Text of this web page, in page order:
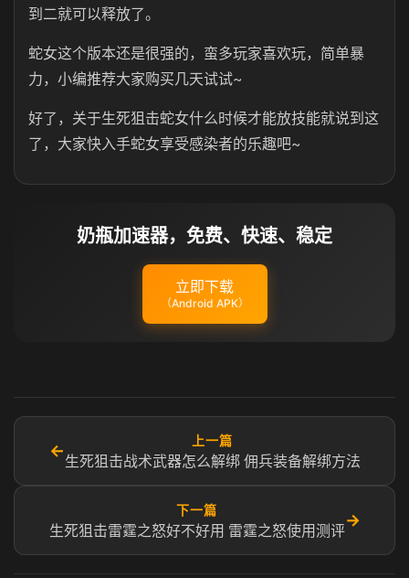
到二就可以释放了。
蛇女这个版本还是很强的，蛮多玩家喜欢玩，简单暴
力，小编推荐大家购买几天试试~
好了，关于生死狙击蛇女什么时候才能放技能就说到这
了，大家快入手蛇女享受感染者的乐趣吧~
奶瓶加速器，免费、快速、稳定
立即下载
（Android APK）
←
上一篇
生死狙击战术武器怎么解绑 佣兵装备解绑方法
下一篇
生死狙击雷霆之怒好不好用 雷霆之怒使用测评
→